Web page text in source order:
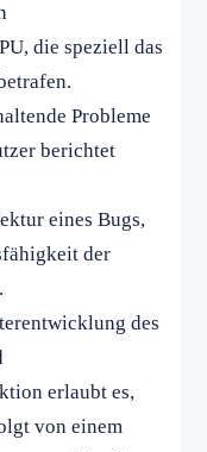
die speziell das
Probleme
berichtet
eines Bugs,
der
des
erlaubt es,
von einem